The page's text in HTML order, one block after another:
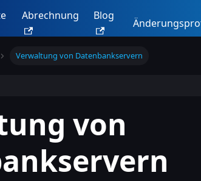
Abrechnung Blog
Verwaltung von Datenbankservern
von